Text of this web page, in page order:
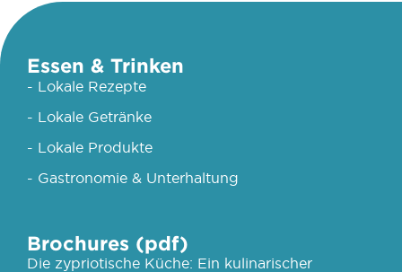
Essen & Trinken
- Lokale Rezepte
- Lokale Getränke
- Lokale Produkte
- Gastronomie & Unterhaltung
Brochures (pdf)
Die zypriotische Küche: Ein kulinarischer